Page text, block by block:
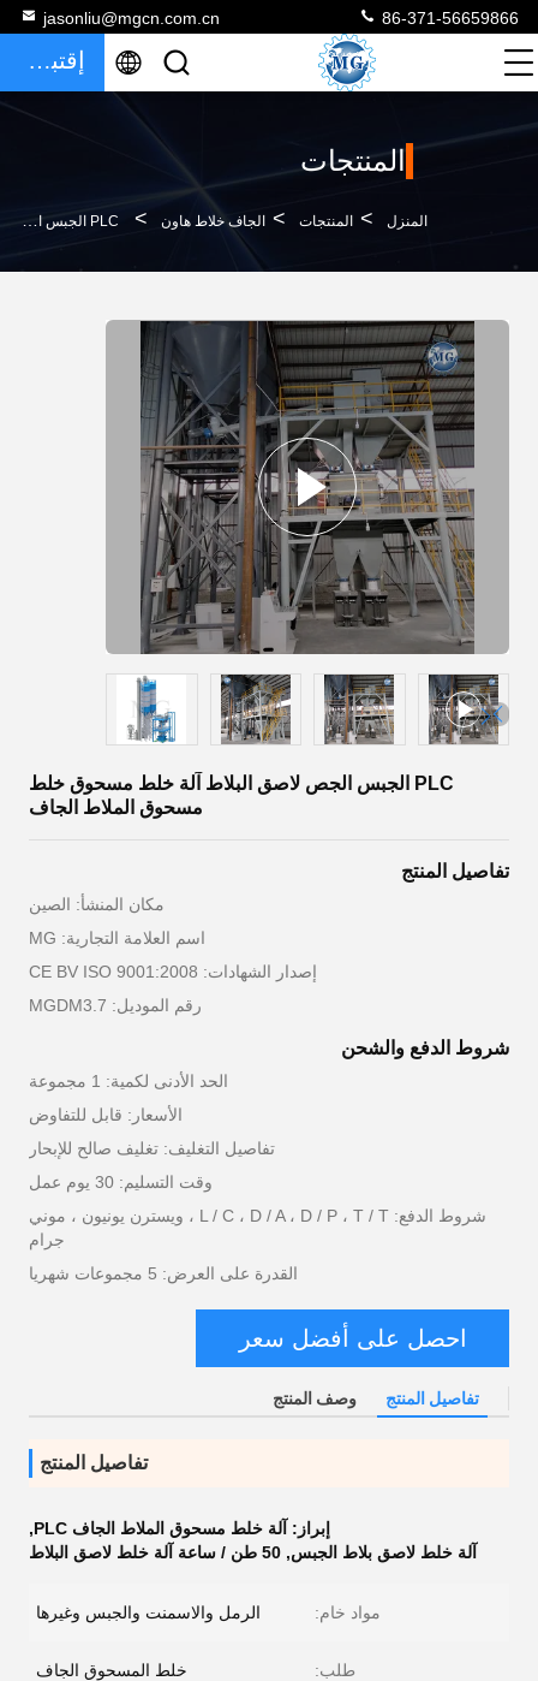
jasonliu@mgcn.com.cn 86-371-56659866
إقتباس
المنتجات
المنزل > المنتجات > الجاف خلاط هاون > PLC الجبس الجص لاصق البلاط آلة خلط مسحوق خلط مسحوق الملاط الجاف
PLC الجبس الجص لاصق البلاط آلة خلط مسحوق خلط
مسحوق الملاط الجاف
تفاصيل المنتج
مكان المنشأ: الصين
اسم العلامة التجارية: MG
إصدار الشهادات: CE BV ISO 9001:2008
رقم الموديل: MGDM3.7
شروط الدفع والشحن
الحد الأدنى لكمية: 1 مجموعة
الأسعار: قابل للتفاوض
تفاصيل التغليف: تغليف صالح للإبحار
وقت التسليم: 30 يوم عمل
شروط الدفع: L / C ، D / A ، D / P ، T / T ، ويسترن يونيون ، موني
جرام
القدرة على العرض: 5 مجموعات شهريا
احصل على أفضل سعر
تفاصيل المنتج وصف المنتج
تفاصيل المنتج
إبراز: آلة خلط مسحوق الملاط الجاف PLC
,
آلة خلط لاصق بلاط الجبس, 50 طن / ساعة آلة خلط لاصق البلاط
مواد خام: الرمل والاسمنت والجبس وغيرها
طلب: خلط المسحوق الجاف